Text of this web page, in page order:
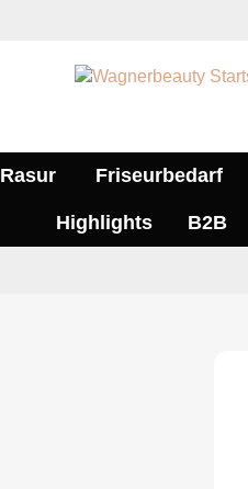
Friseurbedarf
Highlights B2B